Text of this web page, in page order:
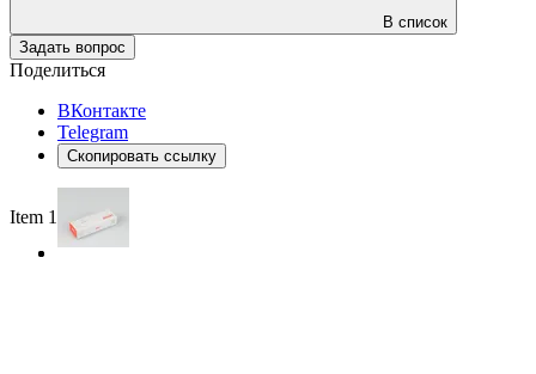
В список
Задать вопрос
Поделиться
ВКонтакте
Telegram
Скопировать ссылку
Item 1 of 2